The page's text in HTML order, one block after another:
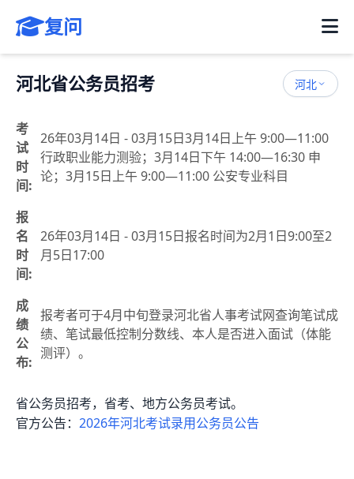
复问
河北省公务员招考 河北
考
试
时
间:
26年03月14日 - 03月15日3月14日上午 9:00—11:00
行政职业能力测验；3月14日下午 14:00—16:30 申
论；3月15日上午 9:00—11:00 公安专业科目
报
名
时
间:
26年03月14日 - 03月15日报名时间为2月1日9:00至2
月5日17:00
成
绩
公
布:
报考者可于4月中旬登录河北省人事考试网查询笔试成
绩、笔试最低控制分数线、本人是否进入面试（体能
测评）。
省公务员招考，省考、地方公务员考试。
官方公告： 2026年河北考试录用公务员公告